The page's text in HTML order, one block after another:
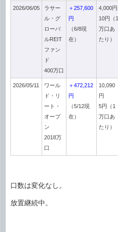
2026/06/05
ラサー
ル・グ
ローバ
ルREIT
ファン
ド
400万口
＋257,600
円
（6/8現
在）
4,000円
10円（1
万口あ
たり）
2026/05/11
ワール
ド・リ
ート・
オープ
ン
2018万
口
＋472,212
円
（5/12現
在）
10,090
円
5円（1
万口あ
たり）
口数は変化なし。
放置継続中。